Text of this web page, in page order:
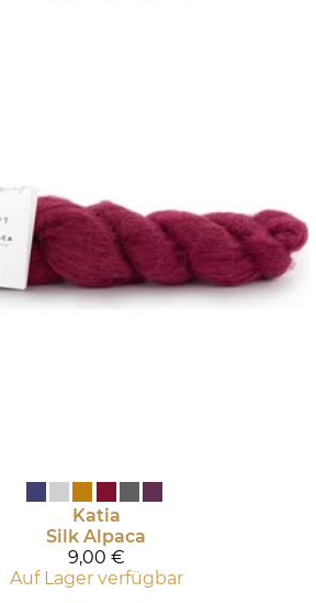
Katia
Silk Alpaca
9,00 €
Auf Lager verfügbar